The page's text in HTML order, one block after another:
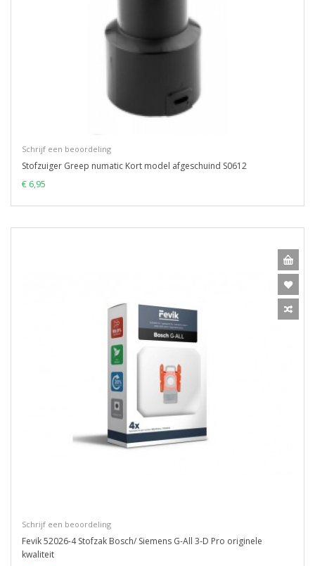
Schrijf een beoordeling
Stofzuiger Greep numatic Kort model afgeschuind S0612
€ 6,95
Schrijf een beoordeling
Fevik 52026-4 Stofzak Bosch/ Siemens G-All 3-D Pro originele
kwaliteit